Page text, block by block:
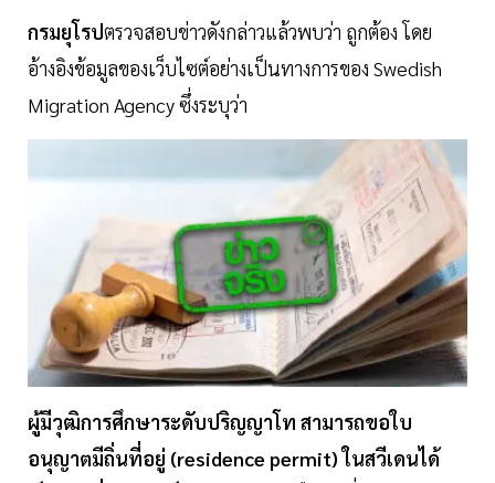
กรมยุโรปตรวจสอบข่าวดังกล่าวแล้วพบว่า ถูกต้อง โดย
อ้างอิงข้อมูลของเว็บไซต์อย่างเป็นทางการของ Swedish
Migration Agency ซึ่งระบุว่า
ผู้มีวุฒิการศึกษาระดับปริญญาโท สามารถขอใบ
อนุญาตมีถิ่นที่อยู่ (residence permit) ในสวีเดนได้